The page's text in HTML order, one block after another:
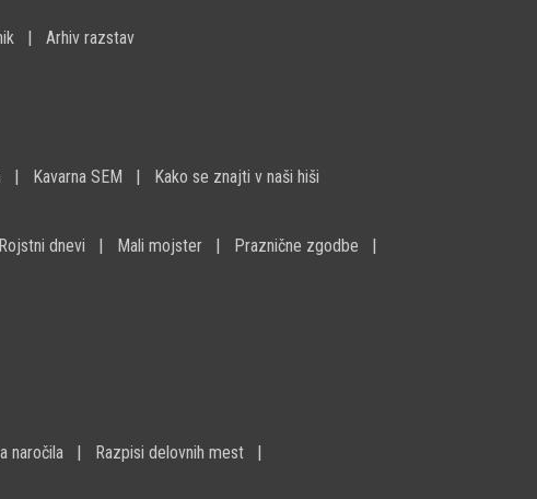
Arhiv razstav
Kavarna SEM Kako se znajti v naši hiši
Rojstni dnevi Mali mojster
Praznične zgodbe
naročila
Razpisi delovnih mest